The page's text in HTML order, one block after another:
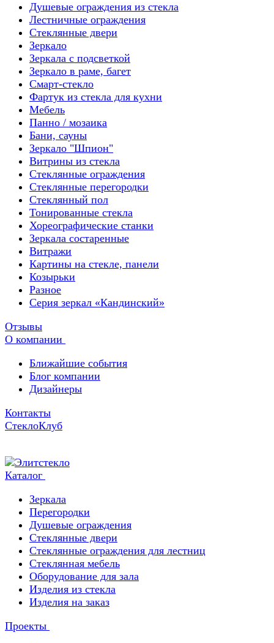
Душевые ограждения из стекла
Лестничные ограждения
Стеклянные двери
Зеркало
Зеркала с подсветкой
Зеркало в раме, багет
Смарт-стекло
Фартук из стекла для кухни
Мебель
Панно / мозаика
Бани, сауны
Зеркало "Шпион"
Витрины из стекла
Стеклянные ограждения
Стеклянные перегородки
Стеклянный пол
Тонированные стекла
Хореографические станки
Зеркала состаренные
Витражи
Картины на стекле, панели
Козырьки
Разное
Серия зеркал «Кандинский»
Отзывы
О компании
Ближайшие события
Блог компании
Дизайнеры
Контакты
СтеклоКлуб
Каталог
Зеркала
Перегородки
Душевые ограждения
Стеклянные двери
Стеклянные ограждения для лестниц
Стеклянная мебель
Оборудование для зала
Изделия из стекла
Изделия на заказ
Проекты